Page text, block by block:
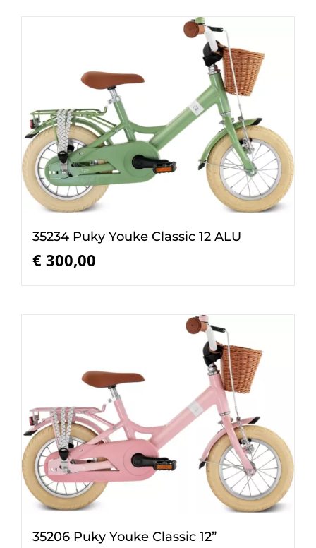
35234 Puky Youke Classic 12 ALU
€ 300,00
35206 Puky Youke Classic 12”